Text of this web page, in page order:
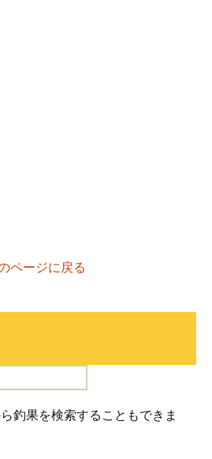
ページに戻る
釣果を検索することもできま